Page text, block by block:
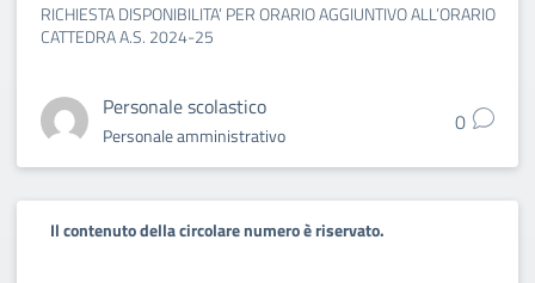
RICHIESTA DISPONIBILITA’ PER ORARIO AGGIUNTIVO ALL’ORARIO
CATTEDRA A.S. 2024-25
Personale scolastico
Personale amministrativo 0
Il contenuto della circolare numero è riservato.